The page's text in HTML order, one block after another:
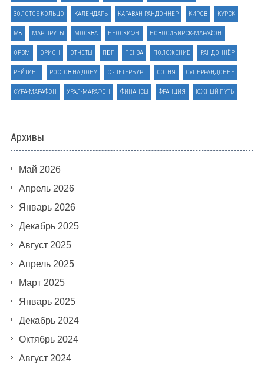
ЗОЛОТОЕ КОЛЬЦО КАЛЕНДАРЬ КАРАВАН-РАНДОННЕР КИРОВ КУРСК
М8 МАРШРУТЫ МОСКВА НЕОСКИФЫ НОВОСИБИРСК-МАРАФОН
ОРВМ ОРИОН ОТЧЕТЫ ПБП ПЕНЗА ПОЛОЖЕНИЕ РАНДОННЁР
РЕЙТИНГ РОСТОВ НА ДОНУ С.-ПЕТЕРБУРГ СОТНЯ СУПЕРРАНДОННЕ
СУРА-МАРАФОН УРАЛ-МАРАФОН ФИНАНСЫ ФРАНЦИЯ ЮЖНЫЙ ПУТЬ
Архивы
Май 2026
Апрель 2026
Январь 2026
Декабрь 2025
Август 2025
Апрель 2025
Март 2025
Январь 2025
Декабрь 2024
Октябрь 2024
Август 2024